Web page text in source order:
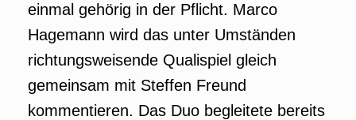
einmal gehörig in der Pflicht. Marco
Hagemann wird das unter Umständen
richtungsweisende Qualispiel gleich
gemeinsam mit Steffen Freund
kommentieren. Das Duo begleitete bereits